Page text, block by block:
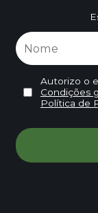
Autorizo o
Condições
Política de